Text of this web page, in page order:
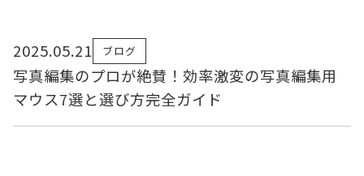
2025.05.21 ブログ
写真編集のプロが絶賛！効率激変の写真編集用
マウス7選と選び方完全ガイド